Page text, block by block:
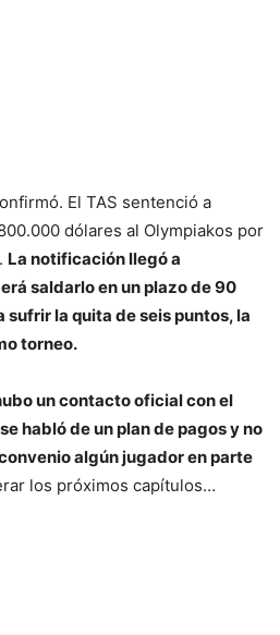
El TAS sentenció a
dólares al Olympiakos por
La notificación llegó a
saldarlo en un plazo de 90
sufrir la quita de seis puntos, la
torneo.
un contacto oficial con el
habló de un plan de pagos y no
algún jugador en parte
los próximos capítulos…